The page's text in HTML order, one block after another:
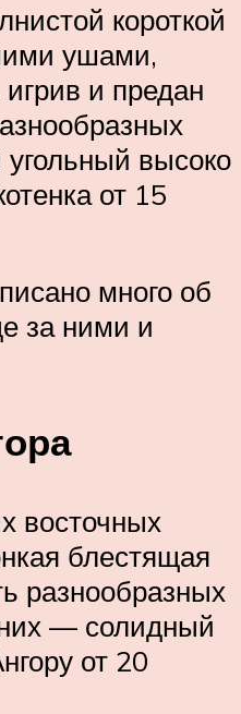
короткой
ушами,
и предан
высоко
от 15
много об
за ними и
восточных
блестящая
разнообразных
— солидный
от 20